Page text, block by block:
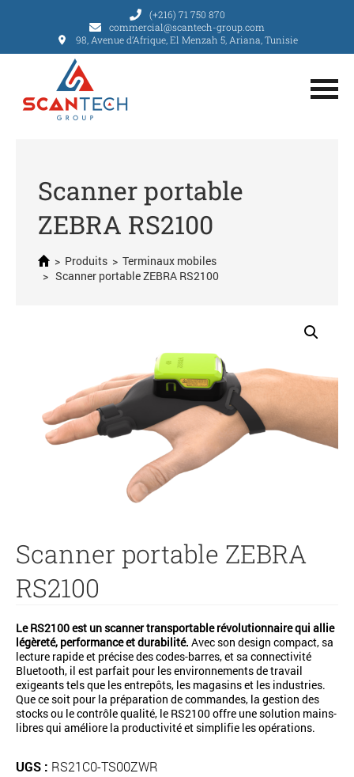
(+216) 71 750 870
commercial@scantech-group.com
98, Avenue d’Afrique, El Menzah 5, Ariana, Tunisie
Scanner portable
ZEBRA RS2100
> Produits > Terminaux mobiles
> Scanner portable ZEBRA RS2100
Scanner portable ZEBRA
RS2100
Le RS2100 est un scanner transportable révolutionnaire qui allie
légèreté, performance et durabilité. Avec son design compact, sa
lecture rapide et précise des codes-barres, et sa connectivité
Bluetooth, il est parfait pour les environnements de travail
exigeants tels que les entrepôts, les magasins et les industries.
Que ce soit pour la préparation de commandes, la gestion des
stocks ou le contrôle qualité, le RS2100 offre une solution mains-
libres qui améliore la productivité et simplifie les opérations.
UGS : RS21C0-TS00ZWR